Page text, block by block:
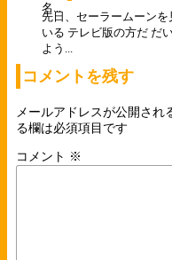
名...
先日、セーラームーン
いる テレビ版の方だ だ
よう...
コメントを残す
メールアドレスが公開され
る欄は必須項目です
コメント ※